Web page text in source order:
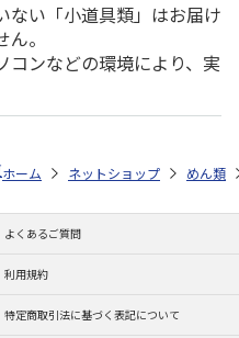
ない「小道具類」はお届け
。
コンなどの環境により、実
フト特集 2026 ゆうゆうギフト
ホーム ネットショップ めん類
よくあるご質問
利用規約
特定商取引法に基づく表記について